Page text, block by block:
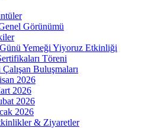
Görünümü
Yemeği Yiyoruz Etkinliği
Töreni
Buluşmaları
2026
2026
2026
2026
& Ziyaretler